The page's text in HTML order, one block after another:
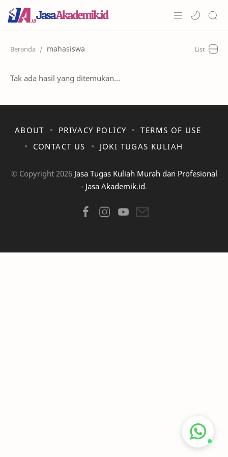
Cara Pesan
mahasiswa
Tak ada hasil yang ditemukan...
ABOUT PRIVACY POLICY
TERMS OF USE
CONTACT US
JOKI TUGAS KULIAH
© Copyright 2026 Jasa Tugas Kuliah Murah dan Profesional
- Jasa Akademik.id.